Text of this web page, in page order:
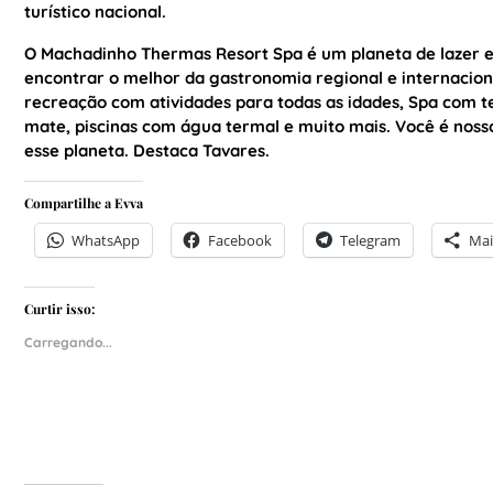
turístico nacional.
O Machadinho Thermas Resort Spa é um planeta de lazer
encontrar o melhor da gastronomia regional e
recreação com atividades para todas as idades, Spa com
mate, piscinas com água termal e muito mais. Você é
esse planeta. Destaca Tavares.
Compartilhe a Evva
WhatsApp Facebook Telegram
Curtir isso:
Carregando...